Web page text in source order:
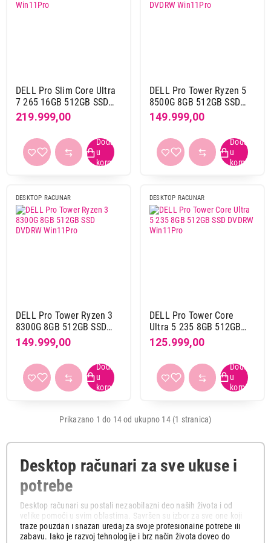
OS
DisplayPort
1 9
1
Midi tower
Mini
2
Mini tower
DELL Pro Slim Core Ultra
7 265 16GB 512GB SSD
Win11Pro
219.999,00
DELL Pro Tower Ryzen 5
8500G 8GB 512GB SSD
DVDRW Win11Pro
149.999,00
DESKTOP RACUNAR
DELL Pro Tower Ryzen 3
8300G 8GB 512GB SSD
DVDRW Win11Pro
149.999,00
DESKTOP RACUNAR
DELL Pro Tower Core
Ultra 5 235 8GB 512GB
SSD DVDRW Win11Pro
125.999,00
Prikazano 1 do 14 od ukupno 14 (1 stranica)
Desktop računari za sve ukuse i
potrebe
Desktop računari su postali nezaobilazni deo naših života i od
velike pomoći u svim oblastima. Savršen su izbor za sve one koji
traže pouzdan i snažan uređaj za svoje profesionalne potrebe ili
zabavu. Iako je razvoj tehnologije i brz način života doveo do
HP Pro Mini 260 G9 i5-1334U 16GB
512GB
Proizvod je dodat u korpu.
Ukupno u korpi:0,00
Završi kupovinu